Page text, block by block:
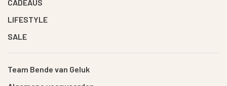
CADEAUS
LIFESTYLE
SALE
Team Bende van Geluk